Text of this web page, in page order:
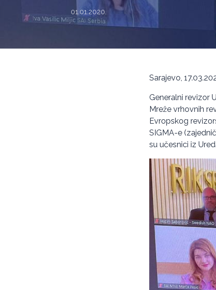
01.01.2020.
Sarajevo,
Generalni revizor
Mreže vrhovnih
Evropskog
SIGMA-e
su učesnici iz